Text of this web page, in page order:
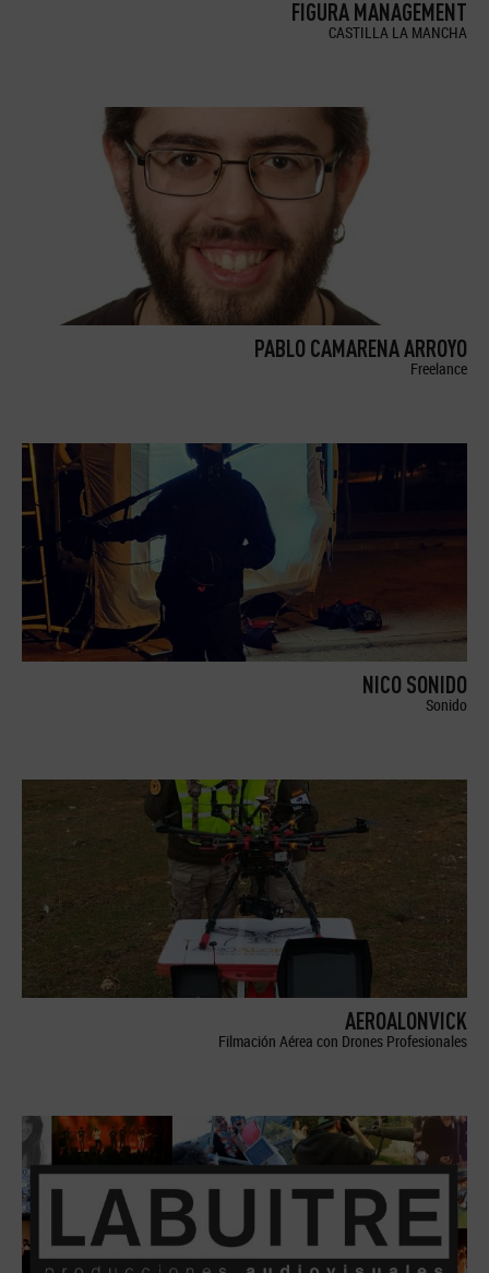
FIGURA MANAGEMENT
CASTILLA LA MANCHA
PABLO CAMARENA ARROYO
Freelance
NICO SONIDO
Sonido
AEROALONVICK
Filmación Aérea con Drones Profesionales